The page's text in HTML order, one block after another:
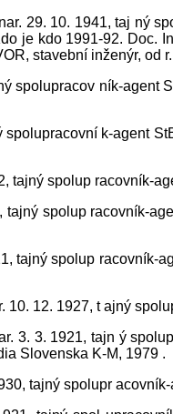
29. 10. 1941, taj ný
je kdo 1991-92. Doc.
stavební inženýr,
spolupracov ník-agent
k-agent
tajný spolup racovník-
tajný spolup racovník-
tajný spolup racovník-
10. 12. 1927, t ajný
3. 3. 1921, tajn ý
Slovenska K-M, 1979 .
tajný spolupr